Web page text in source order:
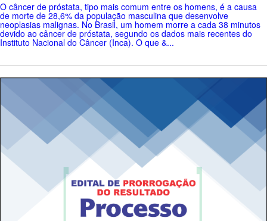
O câncer de próstata, tipo mais comum entre os homens, é a causa
de morte de 28,6% da população masculina que desenvolve
neoplasias malignas. No Brasil, um homem morre a cada 38 minutos
devido ao câncer de próstata, segundo os dados mais recentes do
Instituto Nacional do Câncer (Inca). O que &...